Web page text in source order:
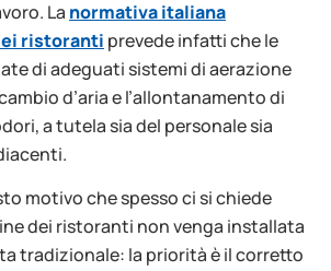
La normativa italiana
ristoranti prevede infatti che le
di adeguati sistemi di aerazione
d’aria e l’allontanamento di
a tutela sia del personale sia
motivo che spesso ci si chiede
dei ristoranti non venga installata
tradizionale: la priorità è il corretto